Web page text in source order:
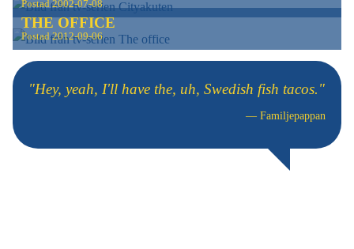
Postad2002-07-08
THE OFFICE
Postad2012-09-06
"Hey, yeah, I'll have the, uh, Swedish fish tacos."
— Familjepappan